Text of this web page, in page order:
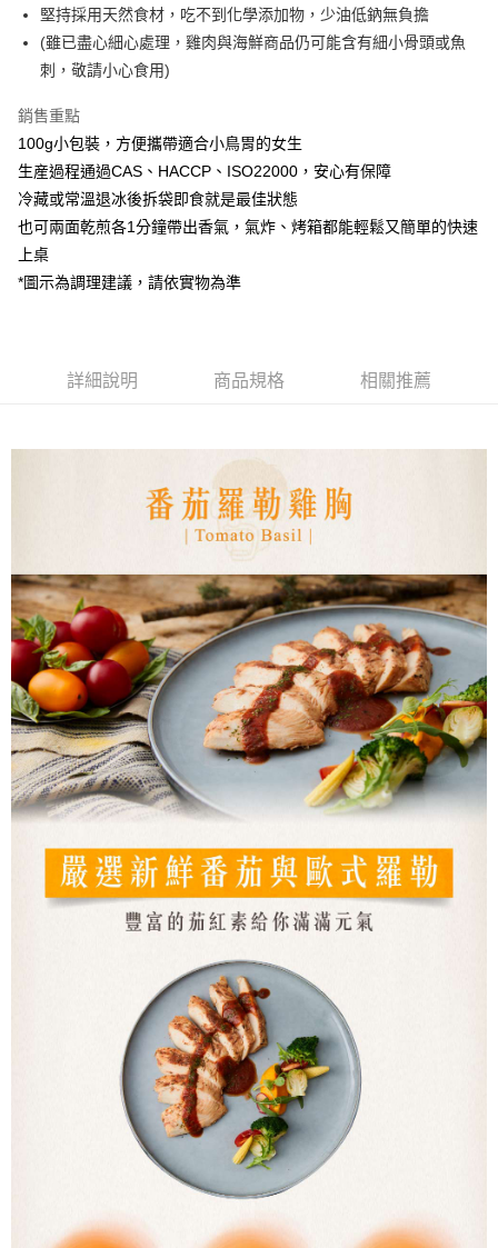
國泰世華商業銀行
兆豐國際商業銀行
臺灣中小企業銀行
台中商業銀行
匯豐（台灣）商業銀行
聯邦商業銀行
元大商業銀行
台新國際商業銀行
中國信託商業銀行
台灣樂天信用卡公司
街口支付
Google Pay
全盈+PAY
大哥付你分期
相關說明
【大哥付你分期使用說明】
1.本服務由台灣大哥大提供，台灣大哥大用戶可立即使用無須另外申請。
2.付款方式選擇「大哥付你分期」，訂單成立後會自動跳轉到大哥付的交易
流程，驗證手機門號後，選擇欲分期的期數、繳款截止日，確認付款後即完
成交易。
【繳款方式說明】
2.透過簡訊連結打開帳單後，可選擇「超商條碼／台灣大直營門市／銀行轉
帳／街口支付／iPASS MONEY」等通路繳費。
1.本服務係由「台灣大哥大股份有限公司」（以下簡稱本公司）所提供，讓
用戶於交易時，得透過本服務購買商品或服務，並由商店將買賣／分期付款
2.基於同意付款使用「大哥付你分期」之契約關係目的，商店將以您的個人
資料（包含姓名、電話或地址）提供予台灣大哥大進項蒐集、處理及利用，
由本公司與您本人進行分期帳單所需資料之確認、核對及更正。
3.完整用戶服務條款，請詳閱以下連結：
https://oppay.tw/userRule
AFTEE先享後付
相關說明
【關於「AFTEE先享後付」】
AFTEE先享後付是「在收到商品之後才付款」的支付方式。 讓您購物簡單
３．安心：先確認商品／服務後，再付款。
２．訂單成立數日內，您將收到繳費通知簡訊。
３．收到繳費通知簡訊後14天內，點擊此簡訊中的連結，可透過四大超商／
ATM／網路銀行／等多元方式進行付款，方視為交易完成。
※ 請注意：結帳手續完成當下不需立刻繳費，但若您需要取消訂單，請聯絡
購買商品的店家。未經商家同意取消之訂單仍視為有效，需透過AFTEE先享
後付繳納相關費用。
※ 交易是否成功請以「AFTEE先享後付 」之結帳頁面顯示為準，若有關於
是否繳費成功／繳費後需取消欲退款等相關疑問，請聯繫「AFTEE先享後付
客戶支援中心」https://netprotections.freshdesk.com/support/home
【注意事項】
１．透過由恩沛科技股份有限公司提供之「AFTEE先享後付」服務完成之交
易，需依本服務之必要範圍內提供個人資料，並將交易相關給付款項請求債
權轉讓予恩沛科技股份有限公司。
２．關於個人資料處理事宜，請瀏覽以下網址：
https://aftee.tw/terms/#terms3
３．未成年的使用者請事先徵得法定代理人或監護人之同意方可使用
「AFTEE先享後付」，若未經同意申辦者引起之損失，本公司不負相關責
４．使用「AFTEE先享後付」時，將依據個別帳號之用戶狀況，依本公司即
時審查核予不同之上限額度；若仍有額度不足之情形，本公司將視審查結果
請求用戶進行身份認證。
５．嚴禁一人註冊多個帳號或使用他人資訊註冊。若發現惡意使用之情形，
恩沛科技股份有限公司將有權停止該用戶之使用額度並採取法律行動。
ATM付款
運送方式
每筆NT$170，滿NT$1,299(含以上)免運費
每筆NT$150，滿NT$1,299(含以上)免運費
【離島地區冷凍宅配 (澎湖、金門、馬祖、小琉球、綠島)】
每筆NT$250，滿NT$2,000(含以上)免運費
冷凍宅配(貨到付款，僅限本島地區)
每筆NT$150，滿NT$2,000(含以上)免運費
堅持採用天然食材，吃不到化學添加物，少油低鈉無負擔
(雖已盡心細心處理，雞肉與海鮮商品仍可能含有細小骨頭或魚
刺，敬請小心食用)
銷售重點
100g小包裝，方便攜帶適合小鳥胃的女生
生産過程通過CAS、HACCP、ISO22000，安心有保障
冷藏或常溫退冰後拆袋即食就是最佳狀態
也可兩面乾煎各1分鐘帶出香氣，氣炸、烤箱都能輕鬆又簡單的快速
上桌
*圖示為調理建議，請依實物為準
詳細說明 商品規格 相關推薦